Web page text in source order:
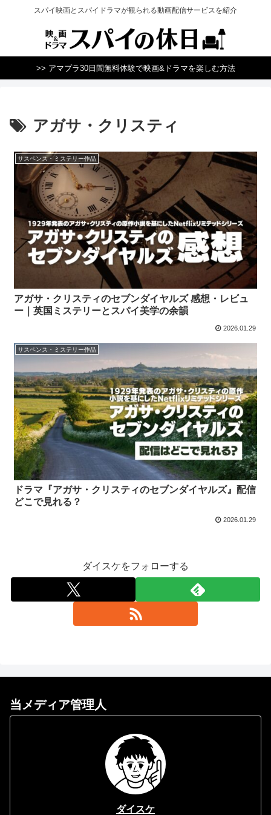
スパイ映画とスパイドラマが観られる動画配信サービスを紹介
>> アマプラ30日間無料体験で映画&ドラマを楽しむ方法
アガサ・クリスティ
サスペンス・ミステリー作品
アガサ・クリスティのセブンダイヤルズ 感想・レビュ
ー｜英国ミステリーとスパイ美学の余韻
2026.01.29
サスペンス・ミステリー作品
ドラマ『アガサ・クリスティのセブンダイヤルズ』配信
どこで見れる？
2026.01.29
ダイスケをフォローする
当メディア管理人
ダイスケ